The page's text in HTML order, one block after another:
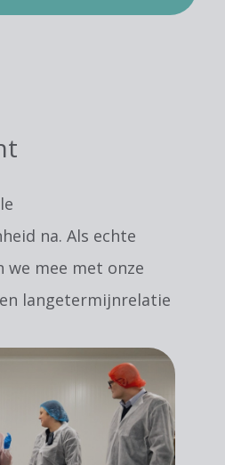
na. Als echte
we mee met onze
langetermijnrelatie